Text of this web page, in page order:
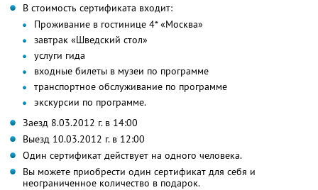
В стоимость сертификата входит:
Проживание в гостинице 4* «Москва»
завтрак «Шведский стол»
услуги гида
входные билеты в музеи по программе
транспортное обслуживание по программе
экскурсии по программе.
Заезд 8.03.2012 г. в 14:00
Выезд 10.03.2012 г. в 12:00
Один сертификат действует на одного человека.
Вы можете приобрести один сертификат для себя и
неограниченное количество в подарок.